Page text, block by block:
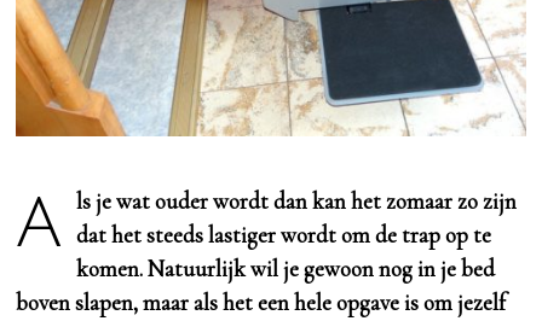
Als je wat ouder wordt dan kan het zomaar zo zijn dat het steeds lastiger wordt om de trap op te
komen. Natuurlijk wil je gewoon nog in je bed
boven slapen, maar als het een hele opgave is om jezelf